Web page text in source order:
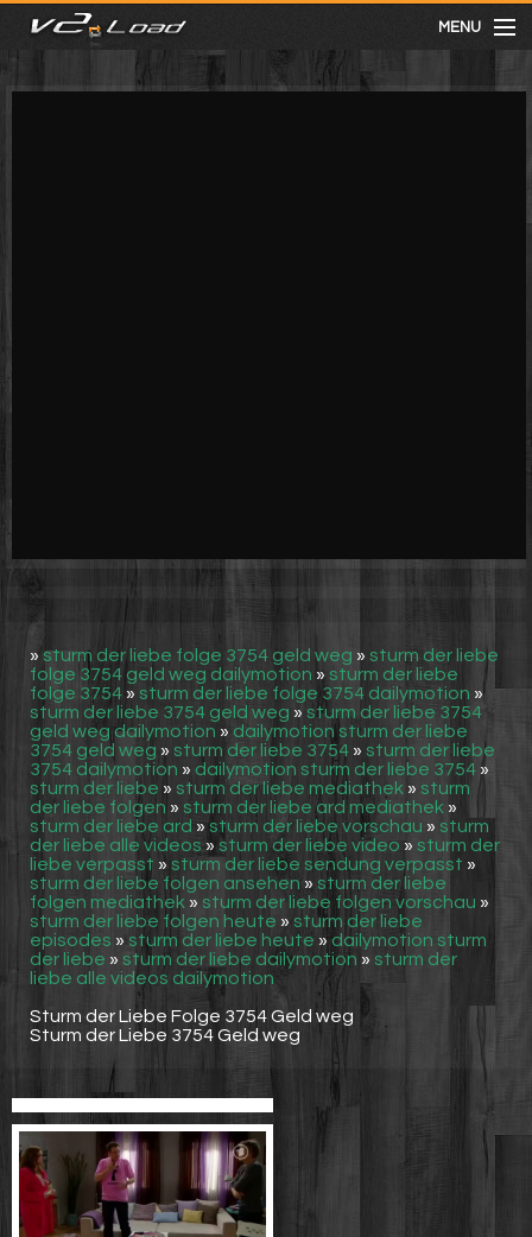
MENU
meist gesehen
» sturm der liebe folge 3754 geld weg » sturm der liebe
folge 3754 geld weg dailymotion » sturm der liebe
folge 3754 » sturm der liebe folge 3754 dailymotion »
sturm der liebe 3754 geld weg » sturm der liebe 3754
geld weg dailymotion » dailymotion sturm der liebe
3754 geld weg » sturm der liebe 3754 » sturm der liebe
3754 dailymotion » dailymotion sturm der liebe 3754 »
sturm der liebe » sturm der liebe mediathek » sturm
der liebe folgen » sturm der liebe ard mediathek »
sturm der liebe ard »sturm der liebe vorschau » sturm
der liebe alle videos » sturm der liebe video » sturm der
liebe verpasst » sturm der liebe sendung verpasst »
sturm der liebe folgen ansehen » sturm der liebe
folgen mediathek » sturm der liebe folgen vorschau »
sturm der liebe folgen heute » sturm der liebe
episodes » sturm der liebe heute » dailymotion sturm
der liebe » sturm der liebe dailymotion » sturm der
liebe alle videos dailymotion
Sturm der Liebe Folge 3754 Geld weg
Sturm der Liebe 3754 Geld weg